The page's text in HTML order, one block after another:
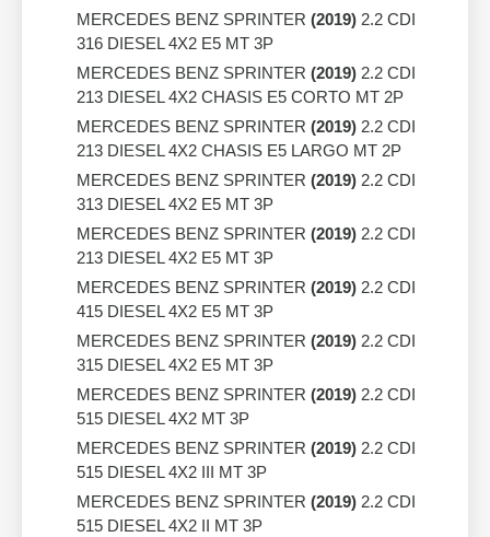
MERCEDES BENZ SPRINTER (2019) 2.2 CDI
316 DIESEL 4X2 E5 MT 3P
MERCEDES BENZ SPRINTER (2019) 2.2 CDI
213 DIESEL 4X2 CHASIS E5 CORTO MT 2P
MERCEDES BENZ SPRINTER (2019) 2.2 CDI
213 DIESEL 4X2 CHASIS E5 LARGO MT 2P
MERCEDES BENZ SPRINTER (2019) 2.2 CDI
313 DIESEL 4X2 E5 MT 3P
MERCEDES BENZ SPRINTER (2019) 2.2 CDI
213 DIESEL 4X2 E5 MT 3P
MERCEDES BENZ SPRINTER (2019) 2.2 CDI
415 DIESEL 4X2 E5 MT 3P
MERCEDES BENZ SPRINTER (2019) 2.2 CDI
315 DIESEL 4X2 E5 MT 3P
MERCEDES BENZ SPRINTER (2019) 2.2 CDI
515 DIESEL 4X2 MT 3P
MERCEDES BENZ SPRINTER (2019) 2.2 CDI
515 DIESEL 4X2 III MT 3P
MERCEDES BENZ SPRINTER (2019) 2.2 CDI
515 DIESEL 4X2 II MT 3P